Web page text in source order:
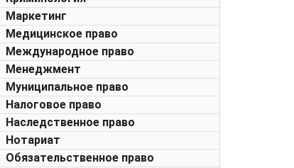
Маркетинг
Медицинское право
Международное право
Менеджмент
Муниципальное право
Налоговое право
Наследственное право
Нотариат
Обязательственное право